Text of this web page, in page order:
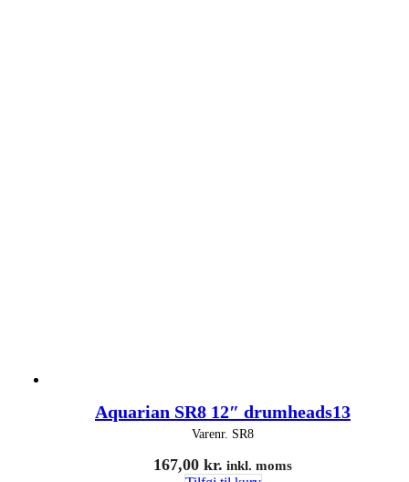
Aquarian SR8 12″ drumheads13
Varenr. SR8
167,00 kr. inkl. moms